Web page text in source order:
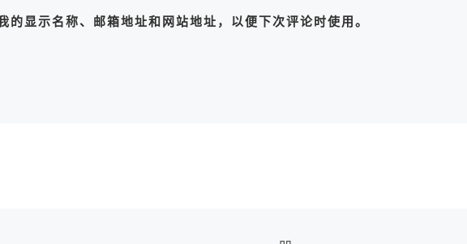
的显示名称、邮箱地址和网站地址，以便下次评论时使用。